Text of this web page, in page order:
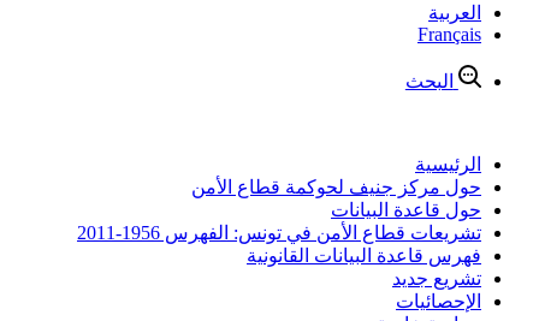
العربية
Français
البحث
الرئيسية
حول مركز جنيف لحوكمة قطاع الأمن
حول قاعدة البيانات
تشريعات قطاع الأمن في تونس: الفهرس 1956-2011
فهرس قاعدة البيانات القانونية
تشريع جديد
الإحصائيات